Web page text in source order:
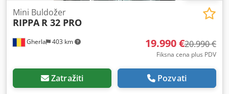
Gherla 403 km
Mini Buldožer
RIPPA R 32 PRO
19.990 €20.990 €
Fiksna cena plus PDV
Zatražiti Pozvati